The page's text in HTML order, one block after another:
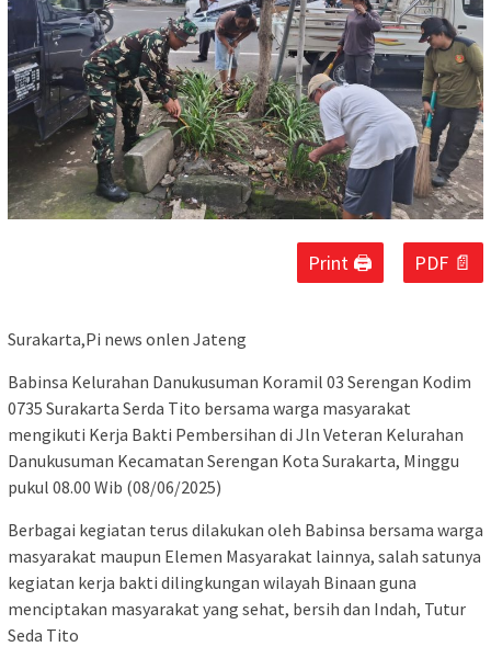
Print 🖨 PDF 📄
Surakarta,Pi news onlen Jateng
Babinsa Kelurahan Danukusuman Koramil 03 Serengan Kodim
0735 Surakarta Serda Tito bersama warga masyarakat
mengikuti Kerja Bakti Pembersihan di Jln Veteran Kelurahan
Danukusuman Kecamatan Serengan Kota Surakarta, Minggu
pukul 08.00 Wib (08/06/2025)
Berbagai kegiatan terus dilakukan oleh Babinsa bersama warga
masyarakat maupun Elemen Masyarakat lainnya, salah satunya
kegiatan kerja bakti dilingkungan wilayah Binaan guna
menciptakan masyarakat yang sehat, bersih dan Indah, Tutur
Seda Tito